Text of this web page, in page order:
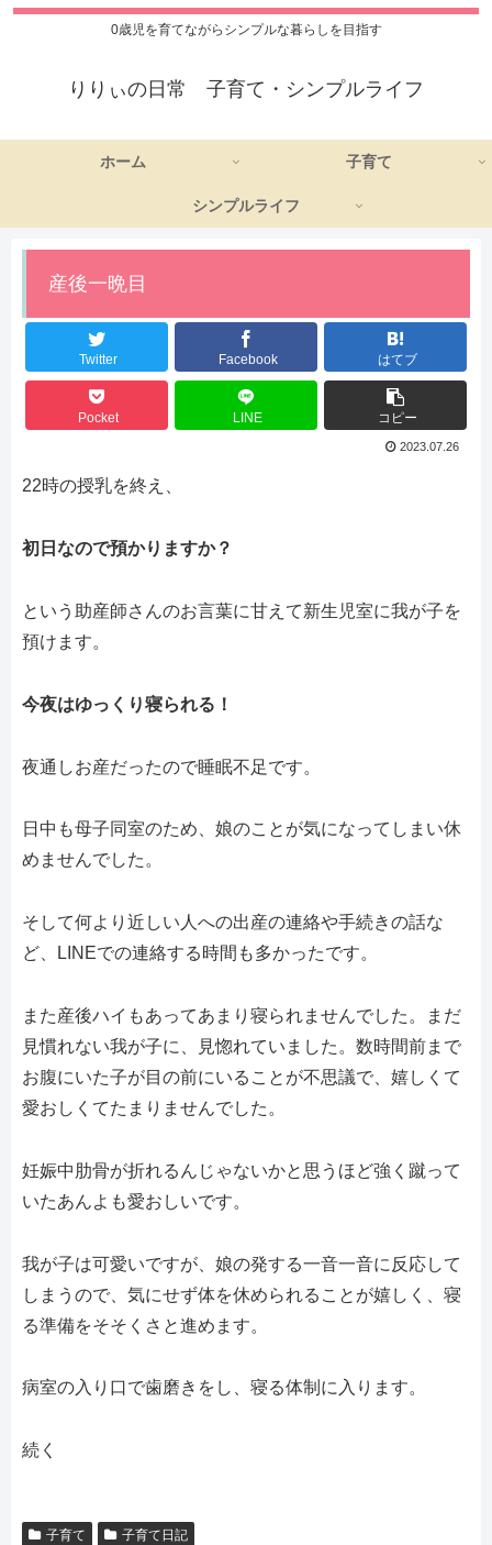
0歳児を育てながらシンプルな暮らしを目指す
りりぃの日常 子育て・シンプルライフ
ホーム 子育て
シンプルライフ
産後一晩目
Twitter Facebook はてブ
Pocket LINE コピー
2023.07.26
22時の授乳を終え、
初日なので預かりますか？
という助産師さんのお言葉に甘えて新生児室に我が子を
預けます。
今夜はゆっくり寝られる！
夜通しお産だったので睡眠不足です。
日中も母子同室のため、娘のことが気になってしまい休
めませんでした。
そして何より近しい人への出産の連絡や手続きの話な
ど、LINEでの連絡する時間も多かったです。
また産後ハイもあってあまり寝られませんでした。まだ
見慣れない我が子に、見惚れていました。数時間前まで
お腹にいた子が目の前にいることが不思議で、嬉しくて
愛おしくてたまりませんでした。
妊娠中肋骨が折れるんじゃないかと思うほど強く蹴って
いたあんよも愛おしいです。
我が子は可愛いですが、娘の発する一音一音に反応して
しまうので、気にせず体を休められることが嬉しく、寝
る準備をそそくさと進めます。
病室の入り口で歯磨きをし、寝る体制に入ります。
続く
子育て 子育て日記